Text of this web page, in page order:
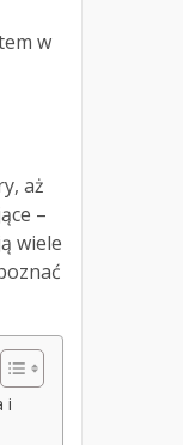
w
aż
–
wiele
i